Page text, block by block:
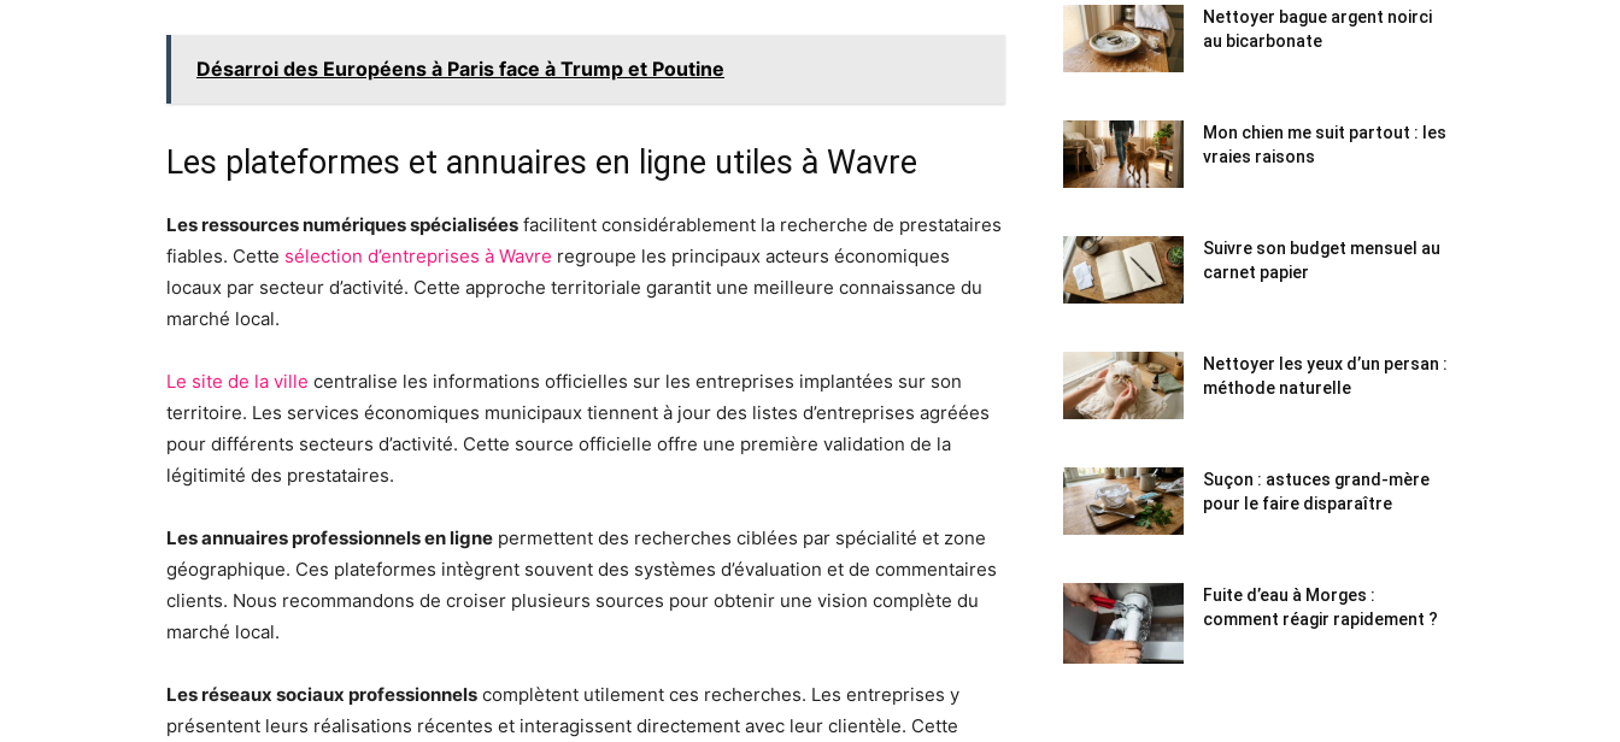
Désarroi des Européens à Paris face à Trump et Poutine
Les plateformes et annuaires en ligne utiles à Wavre
Les ressources numériques spécialisées facilitent considérablement la recherche de prestataires
fiables. Cette sélection d’entreprises à Wavre regroupe les principaux acteurs économiques
locaux par secteur d’activité. Cette approche territoriale garantit une meilleure connaissance du
marché local.
Le site de la ville centralise les informations officielles sur les entreprises implantées sur son
territoire. Les services économiques municipaux tiennent à jour des listes d’entreprises agréées
pour différents secteurs d’activité. Cette source officielle offre une première validation de la
légitimité des prestataires.
Les annuaires professionnels en ligne permettent des recherches ciblées par spécialité et zone
géographique. Ces plateformes intègrent souvent des systèmes d’évaluation et de commentaires
clients. Nous recommandons de croiser plusieurs sources pour obtenir une vision complète du
marché local.
Les réseaux sociaux professionnels complètent utilement ces recherches. Les entreprises y
présentent leurs réalisations récentes et interagissent directement avec leur clientèle. Cette
Nettoyer bague argent noirci
au bicarbonate
Mon chien me suit partout : les
vraies raisons
Suivre son budget mensuel au
carnet papier
Nettoyer les yeux d’un persan :
méthode naturelle
Suçon : astuces grand-mère
pour le faire disparaître
Fuite d’eau à Morges :
comment réagir rapidement ?